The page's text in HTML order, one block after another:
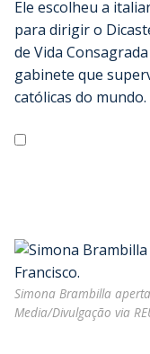
Ele escolheu a
para dirigir o
de Vida
gabinete que
católicas do mundo.
Simona Brambilla
Media/Divulgação via